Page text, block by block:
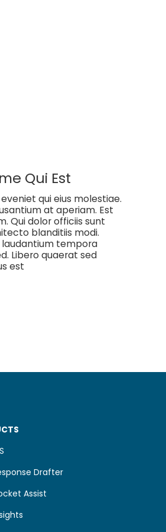
Qui Est
qui eius molestiae.
at aperiam. Est
Qui dolor officiis sunt
blanditiis modi.
tempora
Libero quaerat sed
est
Drafter
Assist